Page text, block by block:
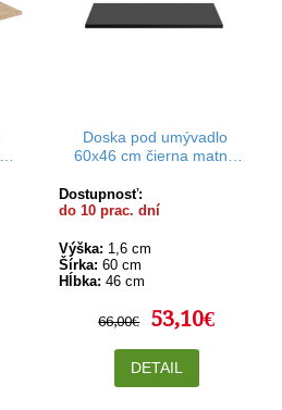
Doska pod umývadlo
60x46 cm čierna matná
Dostupnosť:
do 10 prac. dní
Výška: 1,6 cm
Šírka: 60 cm
Hĺbka: 46 cm
66,00€ 53,10€
DETAIL